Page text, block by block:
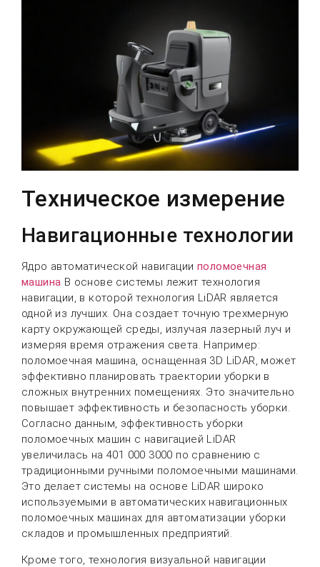
Техническое измерение
Навигационные технологии
Ядро автоматической навигации поломоечная
машина В основе системы лежит технология
навигации, в которой технология LiDAR является
одной из лучших. Она создает точную трехмерную
карту окружающей среды, излучая лазерный луч и
измеряя время отражения света. Например:
поломоечная машина, оснащенная 3D LiDAR, может
эффективно планировать траектории уборки в
сложных внутренних помещениях. Это значительно
повышает эффективность и безопасность уборки.
Согласно данным, эффективность уборки
поломоечных машин с навигацией LiDAR
увеличилась на 401 000 3000 по сравнению с
традиционными ручными поломоечными машинами.
Это делает системы на основе LiDAR широко
используемыми в автоматических навигационных
поломоечных машинах для автоматизации уборки
складов и промышленных предприятий.
Кроме того, технология визуальной навигации